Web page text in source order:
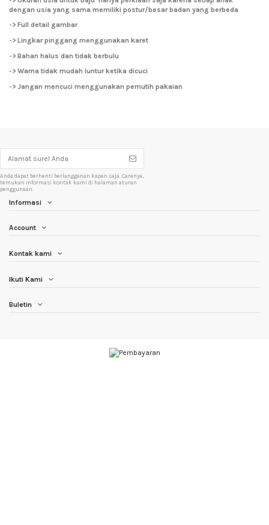
dengan usia yang sama memiliki postur/besar badan yang berbeda
-> Full detail gambar
-> Lingkar pinggang menggunakan karet
-> Bahan halus dan tidak berbulu
-> Warna tidak mudah luntur ketika dicuci
-> Jangan mencuci menggunakan pemutih pakaian
Anda dapat berhenti berlangganan kapan saja. Caranya,
temukan informasi kontak kami di halaman aturan
penggunaan.
Informasi
Account
Kontak kami
Ikuti Kami
Buletin